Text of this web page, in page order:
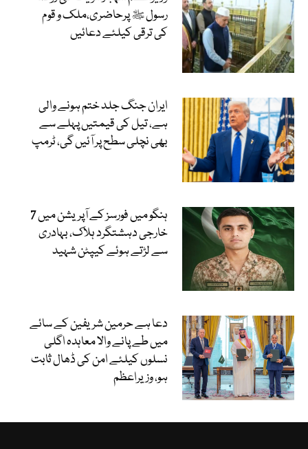
رسول ﷺ پرحاضری،ملک و قوم
کی ترقی کیلئے دعائیں
ایران جنگ جلد ختم ہونے والی
ہے، تیل کی قیمتیں پہلے سے
بھی نچلی سطح پر آئیں گی، ٹرمپ
ہنگو میں فورسز کے آپریشن میں 7
خارجی دہشتگرد ہلاک، بہادری
سے لڑتے ہوئے کیپٹن شہید
دعا ہے حرمین شریفین کے سائے
میں طے پانے والا معاہدہ اگلی
نسلوں کیلئے امن کی ڈھال ثابت
ہو، وزیراعظم